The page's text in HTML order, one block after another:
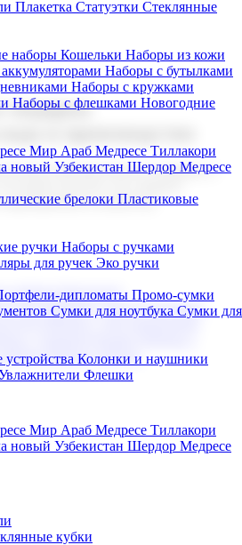
Плакетка Статуэтки Стеклянные
наборы Кошельки Наборы из кожи
Наборы с бутылками
Наборы с кружками
Наборы с флешками Новогодние
Мир Араб Медресе Тиллакори
новый Узбекистан Шердор Медресе
брелоки Пластиковые
ручки Наборы с ручками
для ручек Эко ручки
дипломаты Промо-сумки
Сумки для ноутбука Сумки для
устройства Колонки и наушники
Флешки
подарки
и производство
корпоративных подарков и
нашем каталоге вы найдете
и клиентов.
наборы Кошельки
ручекНаборы с аккумуляторами
воды
Наборы с ежедневниками
Чайные наборы
Мир Араб Медресе Тиллакори
новый Узбекистан Шердор Медресе
кубки